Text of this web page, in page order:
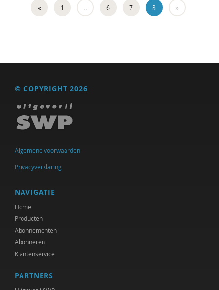
Dr. Katie-Lee Weille
Carla Kolner
Corrie Kreuk
Pascal Leuvenink
Anja Machielse
drs. Norbert D. de Kooter
Aisia Okma
Eesjen Ploeg
« 1 .. 6 7 8 »
© COPYRIGHT 2026
Algemene voorwaarden
Privacyverklaring
NAVIGATIE
Home
Producten
Abonnementen
Abonneren
Klantenservice
PARTNERS